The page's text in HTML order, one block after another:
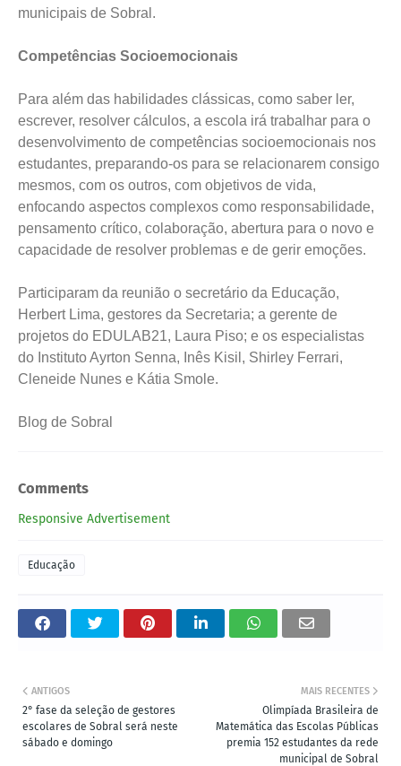
municipais de Sobral.
Competências Socioemocionais
Para além das habilidades clássicas, como saber ler,
escrever, resolver cálculos, a escola irá trabalhar para o
desenvolvimento de competências socioemocionais nos
estudantes, preparando-os para se relacionarem consigo
mesmos, com os outros, com objetivos de vida,
enfocando aspectos complexos como responsabilidade,
pensamento crítico, colaboração, abertura para o novo e
capacidade de resolver problemas e de gerir emoções.
Participaram da reunião o secretário da Educação,
Herbert Lima, gestores da Secretaria; a gerente de
projetos do EDULAB21, Laura Piso; e os especialistas
do Instituto Ayrton Senna, Inês Kisil, Shirley Ferrari,
Cleneide Nunes e Kátia Smole.
Blog de Sobral
Comments
Responsive Advertisement
Educação
MAIS RECENTES
Olimpíada Brasileira de
Matemática das Escolas Públicas
premia 152 estudantes da rede
municipal de Sobral
ANTIGOS
2° fase da seleção de gestores
escolares de Sobral será neste
sábado e domingo